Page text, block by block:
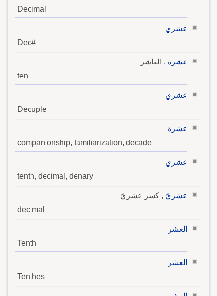
Decimal
عشري
Dec#
عشرة , العاشر
ten
عشري
Decuple
عشرة
companionship, familiarization, decade
عشري
tenth, decimal, denary
عشريّ , كسر عشريّ
decimal
العشر
Tenth
العشر
Tenthes